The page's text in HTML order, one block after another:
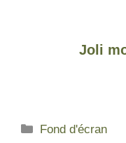
Joli
Fond d'écran